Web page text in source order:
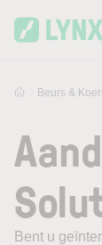
Beurs &
Bent u